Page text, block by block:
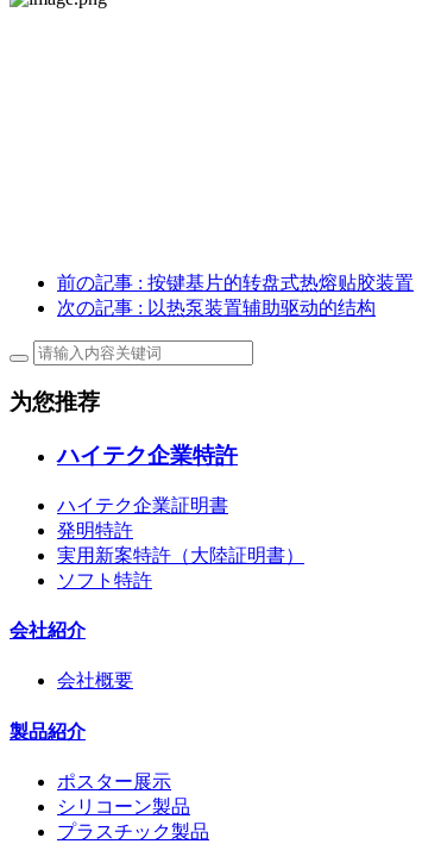
前の記事 : 按键基片的转盘式热熔贴胶装置
次の記事 : 以热泵装置辅助驱动的结构
为您推荐
ハイテク企業特許
ハイテク企業証明書
発明特許
実用新案特許（大陸証明書）
ソフト特許
会社紹介
会社概要
製品紹介
ポスター展示
シリコーン製品
プラスチック製品